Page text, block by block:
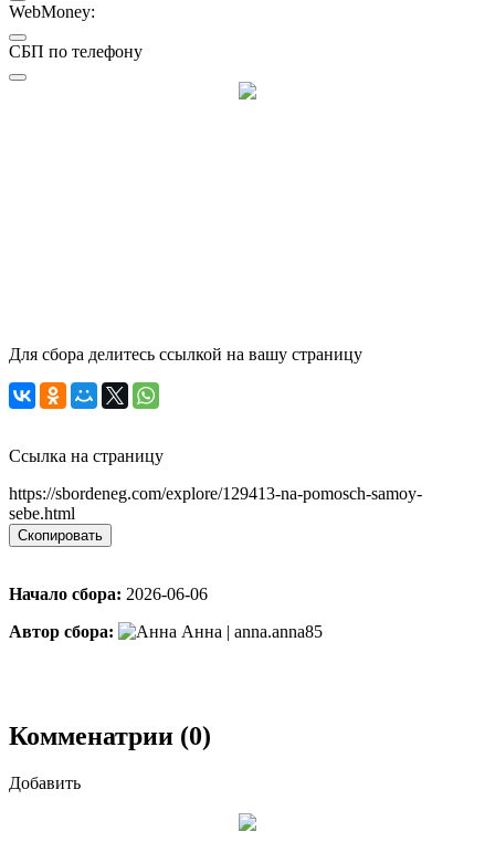
WebMoney:
СБП по телефону
Для сбора делитесь ссылкой на вашу страницу
Ссылка на страницу
https://sbordeneg.com/explore/129413-na-pomosch-samoy-
sebe.html
Скопировать
Начало сбора: 2026-06-06
Автор сбора:
Анна | anna.anna85
Комменатрии (0)
Добавить